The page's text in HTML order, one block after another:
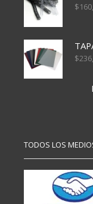
$
$
TODOS LOS